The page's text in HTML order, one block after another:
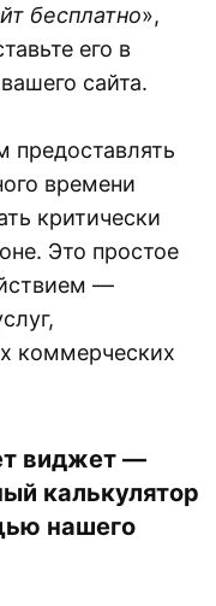
бесплатно»,
его в
сайта.
предоставлять
времени
критически
Это простое
—
коммерческих
виджет —
калькулятор
нашего